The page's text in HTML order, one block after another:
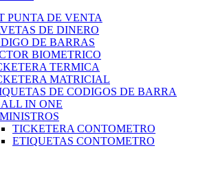
PUNTA DE VENTA
DE DINERO
DE BARRAS
BIOMETRICO
TERMICA
MATRICIAL
DE CODIGOS DE BARRA
ALL IN ONE
TICKETERA CONTOMETRO
ETIQUETAS CONTOMETRO